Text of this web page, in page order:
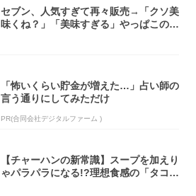
セブン、人気すぎて再々販売→「クソ美
味くね？」「美味すぎる」やっぱこのク
「怖いくらい貯金が増えた…」占い師の
言う通りにしてみただけ
PR(合同会社デジタルファーム )
【チャーハンの新常識】スープを加えり
ゃパラパラになる!?理想食感の「タコチ